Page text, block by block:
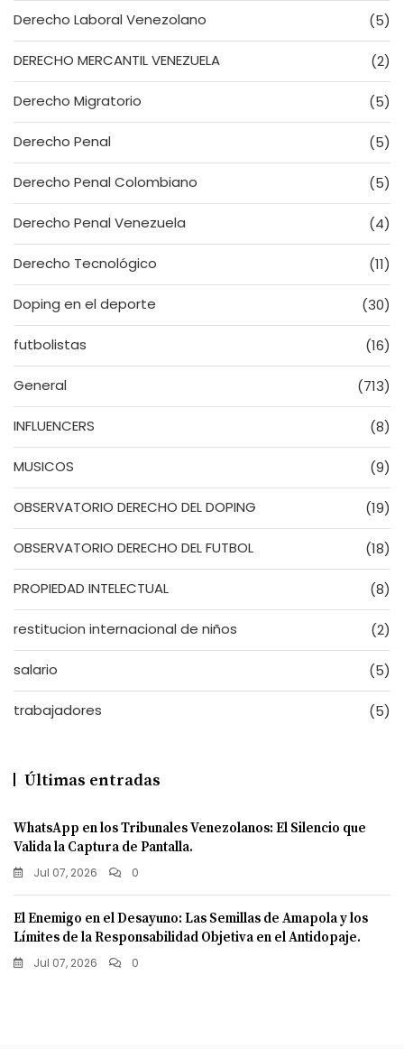
Derecho Laboral Venezolano (5)
DERECHO MERCANTIL VENEZUELA (2)
Derecho Migratorio (5)
Derecho Penal (5)
Derecho Penal Colombiano (5)
Derecho Penal Venezuela (4)
Derecho Tecnológico (11)
Doping en el deporte (30)
futbolistas (16)
General (713)
INFLUENCERS (8)
MUSICOS (9)
OBSERVATORIO DERECHO DEL DOPING (19)
OBSERVATORIO DERECHO DEL FUTBOL (18)
PROPIEDAD INTELECTUAL (8)
restitucion internacional de niños (2)
salario (5)
trabajadores (5)
Últimas entradas
WhatsApp en los Tribunales Venezolanos: El Silencio que
Valida la Captura de Pantalla.
Jul 07, 2026 0
El Enemigo en el Desayuno: Las Semillas de Amapola y los
Límites de la Responsabilidad Objetiva en el Antidopaje.
Jul 07, 2026 0